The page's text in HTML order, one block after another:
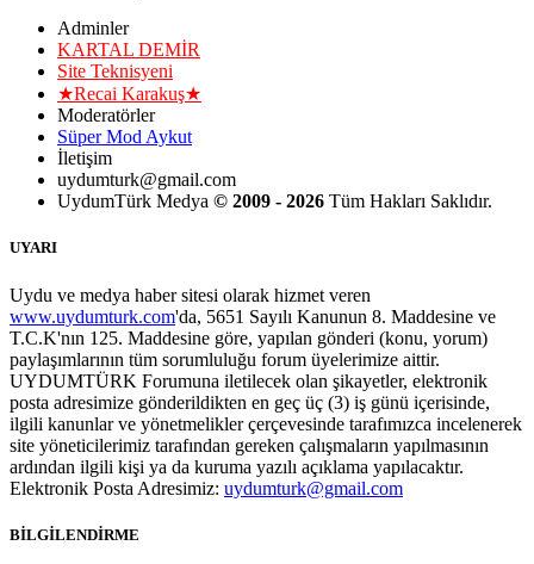
Adminler
KARTAL DEMİR
Site Teknisyeni
★Recai Karakuş★
Moderatörler
Süper Mod Aykut
İletişim
uydumturk@gmail.com
UydumTürk Medya © 2009 - 2026 Tüm Hakları Saklıdır.
UYARI
Uydu ve medya haber sitesi olarak hizmet veren
www.uydumturk.com'da, 5651 Sayılı Kanunun 8. Maddesine ve
T.C.K'nın 125. Maddesine göre, yapılan gönderi (konu, yorum)
paylaşımlarının tüm sorumluluğu forum üyelerimize aittir.
UYDUMTÜRK Forumuna iletilecek olan şikayetler, elektronik
posta adresimize gönderildikten en geç üç (3) iş günü içerisinde,
ilgili kanunlar ve yönetmelikler çerçevesinde tarafımızca incelenerek
site yöneticilerimiz tarafından gereken çalışmaların yapılmasının
ardından ilgili kişi ya da kuruma yazılı açıklama yapılacaktır.
Elektronik Posta Adresimiz: uydumturk@gmail.com
BİLGİLENDİRME